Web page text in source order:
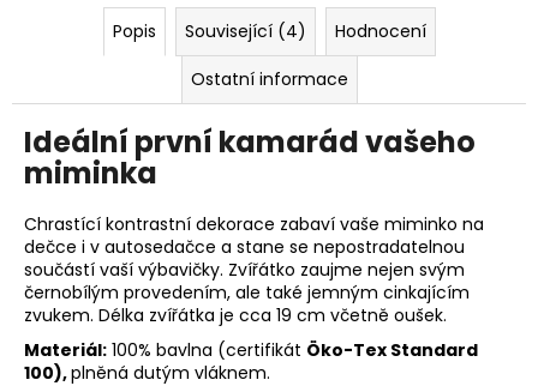
Popis Související (4)
Hodnocení
Ostatní informace
Ideální první kamarád vašeho
miminka
Chrastící kontrastní dekorace zabaví vaše miminko na
dečce i v autosedačce a stane se nepostradatelnou
součástí vaší výbavičky. Zvířátko zaujme nejen svým
černobílým provedením, ale také jemným cinkajícím
zvukem. Délka zvířátka je cca 19 cm včetně oušek.
Materiál: 100% bavlna (certifikát Öko-Tex Standard
100),plněná dutým vláknem.